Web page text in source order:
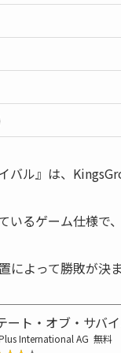
バル』は、
いるゲーム仕様で
によって勝敗が決
ート・オブ・サバ
International AG 無料